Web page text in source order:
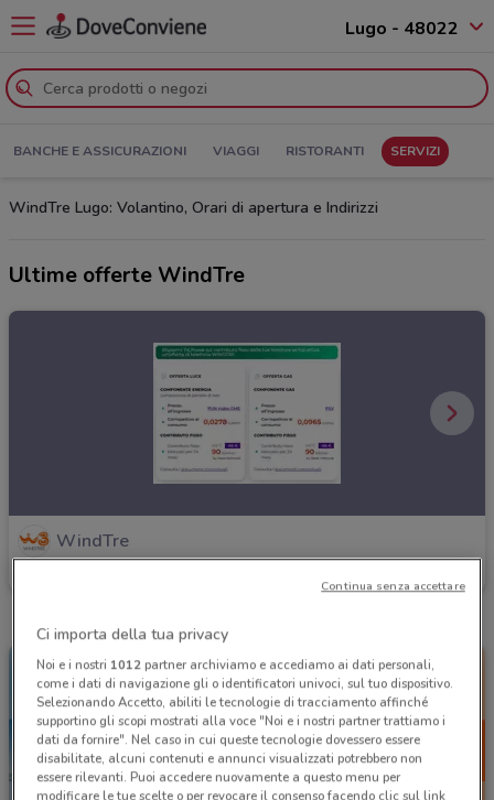
Lugo - 48022
BANCHE E ASSICURAZIONI VIAGGI RISTORANTI SERVIZI
WindTre Lugo: Volantino, Orari di apertura e Indirizzi
Ultime offerte WindTre
WindTre
Ci importa della tua privacy
Noi e i nostri 1012partner archiviamo e accediamo ai dati personali,
come i dati di navigazione gli o identificatori univoci, sul tuo dispositivo.
Selezionando Accetto, abiliti le tecnologie di tracciamento affinché
supportino gli scopi mostrati alla voce "Noi e i nostri partner trattiamo i
dati da fornire". Nel caso in cui queste tecnologie dovessero essere
disabilitate, alcuni contenuti e annunci visualizzati potrebbero non
essere rilevanti. Puoi accedere nuovamente a questo menu per
modificare le tue scelte o per revocare il consenso facendo clic sul link
Continua senza accettare